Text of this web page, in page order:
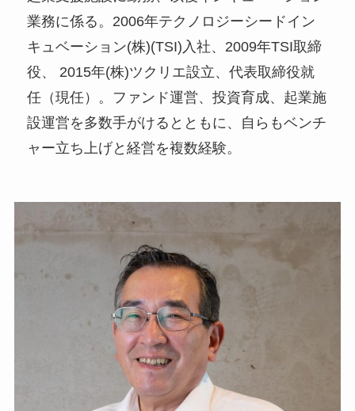
業務に係る。2006年テクノロジーシードイン
キュベーション(株)(TSI)入社、2009年TSI取締
役、 2015年(株)ツクリエ設立、代表取締役就
任（現任）。ファンド運営、投資育成、起業施
設運営を多数手がけるとともに、自らもベンチ
ャー立ち上げと経営を複数経験。